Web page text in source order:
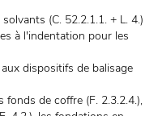
(C. 52.2.1.1. + L. 4.)
à l'indentation pour les
dispositifs de balisage
de coffre (F. 2.3.2.4.),